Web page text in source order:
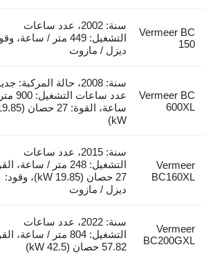
Vermeer
سنة: 2002، عدد ساعات
التشغيل: 449 متر / ساعة، وقود:
ديزل / مازوت
Vermeer
سنة: 2008، حالة المركبة: جديد،
عدد ساعات التشغيل: 900 متر /
ساعة، القوة: 27 حصان (19.85
kW)
سنة: 2015، عدد ساعات
التشغيل: 248 متر / ساعة، القوة:
27 حصان (19.85 kW)، وقود:
ديزل / مازوت
سنة: 2022، عدد ساعات
التشغيل: 804 متر / ساعة، القوة:
57.82 حصان (42.5 kW)